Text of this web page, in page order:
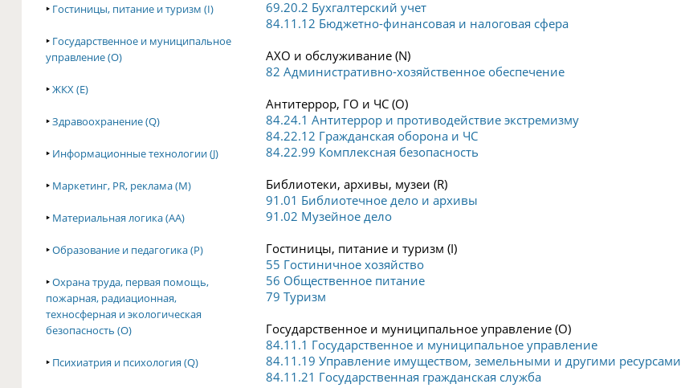
‣ Гостиницы, питание и туризм (I)
‣ Государственное и муниципальное
управление (O)
‣ЖКХ (E)
‣Здравоохранение (Q)
‣ Информационные технологии (J)
‣ Маркетинг, PR, реклама (M)
‣ Материальная логика (AA)
‣Образование и педагогика (P)
‣Охрана труда, первая помощь,
пожарная, радиационная,
техносферная и экологическая
безопасность (O)
‣ Психиатрия и психология (Q)
69.20.2 Бухгалтерский учет
84.11.12 Бюджетно-финансовая и налоговая сфера
АХО и обслуживание (N)
82 Административно-хозяйственное обеспечение
Антитеррор, ГО и ЧС (O)
84.24.1 Антитеррор и противодействие экстремизму
84.22.12 Гражданская оборона и ЧС
84.22.99 Комплексная безопасность
Библиотеки, архивы, музеи (R)
91.01 Библиотечное дело и архивы
91.02 Музейное дело
Гостиницы, питание и туризм (I)
55 Гостиничное хозяйство
56 Общественное питание
79 Туризм
Государственное и муниципальное управление (O)
84.11.1 Государственное и муниципальное управление
84.11.19 Управление имуществом, земельными и другими ресурсами
84.11.21 Государственная гражданская служба